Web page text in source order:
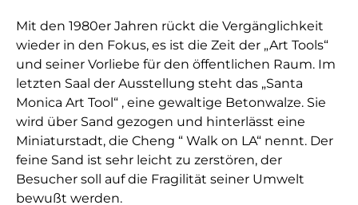
Mit den 1980er Jahren rückt die Vergänglichkeit
wieder in den Fokus, es ist die Zeit der „Art Tools“
und seiner Vorliebe für den öffentlichen Raum. Im
letzten Saal der Ausstellung steht das „Santa
Monica Art Tool“ , eine gewaltige Betonwalze. Sie
wird über Sand gezogen und hinterlässt eine
Miniaturstadt, die Cheng “ Walk on LA“ nennt. Der
feine Sand ist sehr leicht zu zerstören, der
Besucher soll auf die Fragilität seiner Umwelt
bewußt werden.